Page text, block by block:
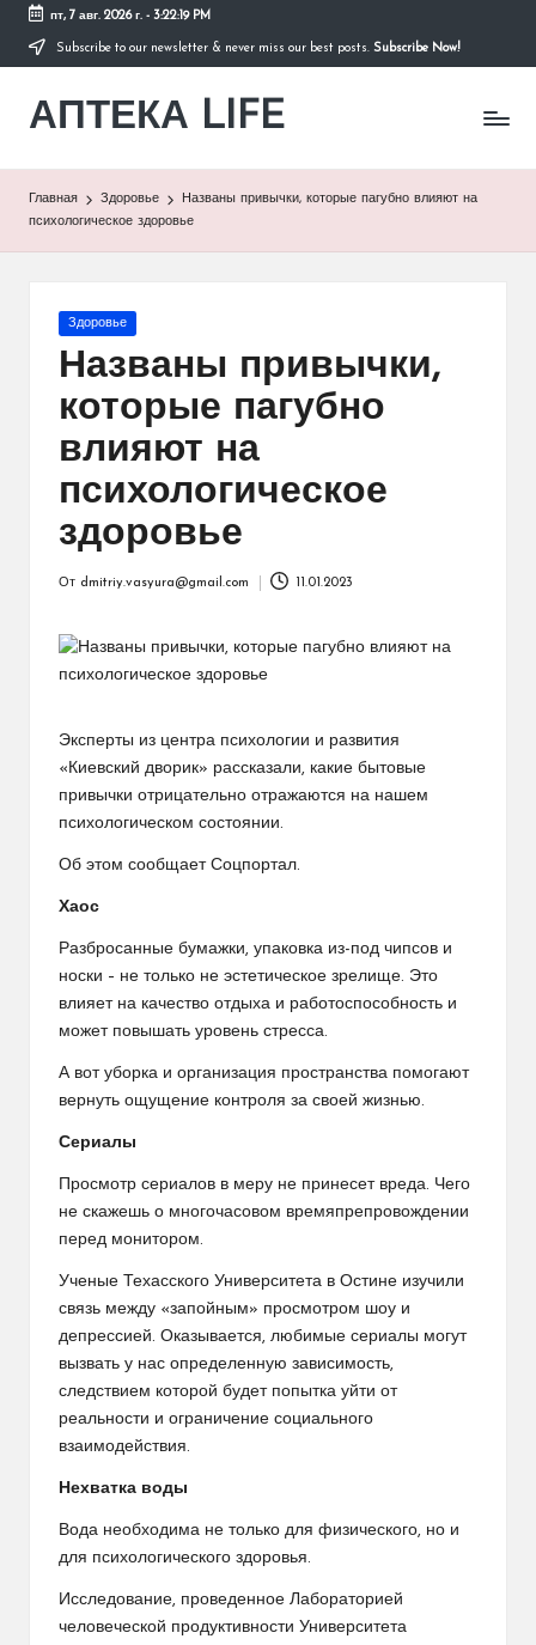
Перейти
содержимому
пт, 7 авг. 2026 г.- 3:22:20 PM
Subscribe to our newsletter & never miss our best posts. Subscribe Now!
АПТЕКА LIFE
сайт
Главная Здоровье
Названы привычки, которые пагубно влияют на
психологическое здоровье
Опубликовано
Здоровье
Названы привычки,
которые пагубно
влияют на
психологическое
здоровье
От dmitriy.vasyura@gmail.com 11.01.2023
Эксперты из центра психологии и развития
«Киевский дворик» рассказали, какие бытовые
привычки отрицательно отражаются на нашем
психологическом состоянии.
Об этом сообщает Соцпортал.
Хаос
Разбросанные бумажки, упаковка из-под чипсов и
носки – не только не эстетическое зрелище. Это
влияет на качество отдыха и работоспособность и
может повышать уровень стресса.
А вот уборка и организация пространства помогают
вернуть ощущение контроля за своей жизнью.
Сериалы
Просмотр сериалов в меру не принесет вреда. Чего
не скажешь о многочасовом времяпрепровождении
перед монитором.
Ученые Техасского Университета в Остине изучили
связь между «запойным» просмотром шоу и
депрессией. Оказывается, любимые сериалы могут
вызвать у нас определенную зависимость,
следствием которой будет попытка уйти от
реальности и ограничение социального
взаимодействия.
Нехватка воды
Вода необходима не только для физического, но и
для психологического здоровья.
Исследование, проведенное Лабораторией
человеческой продуктивности Университета